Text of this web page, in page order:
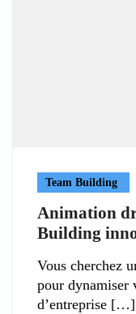
Team Building
Animation
Building
Vous cherchez
pour dynamiser
d’entreprise